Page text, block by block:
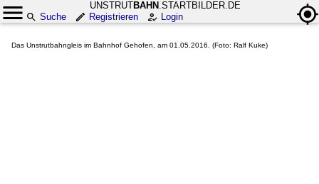
UNSTRUTBAHN .STARTBILDER.DE
Suche
Registrieren Login
Das Unstrutbahngleis im Bahnhof Gehofen, am 01.05.2016. (Foto: Ralf Kuke)